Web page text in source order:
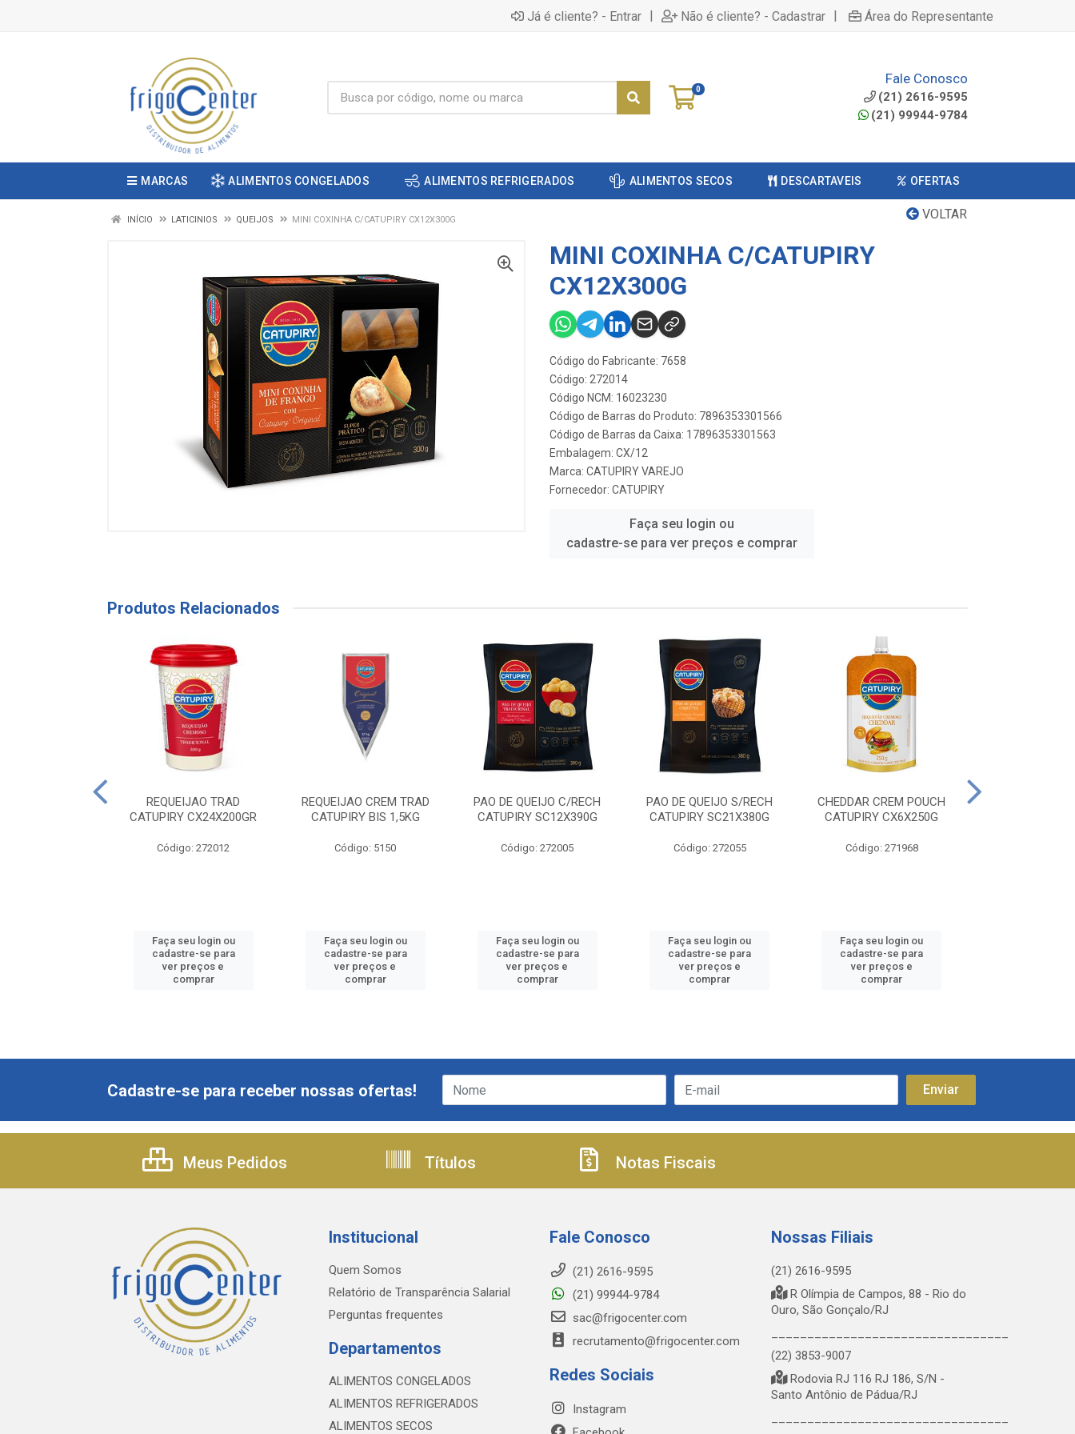
Já é cliente? - Entrar | Não é cliente? - Cadastrar | Área do Representante
0
Fale Conosco
(21) 2616-9595
(21) 99944-9784
MARCAS ALIMENTOS CONGELADOS ALIMENTOS REFRIGERADOS ALIMENTOS SECOS DESCARTAVEIS OFERTAS
VOLTAR
INÍCIO LATICINIOS QUEIJOS MINI COXINHA C/CATUPIRY CX12X300G
MINI COXINHA C/CATUPIRY
CX12X300G
Código do Fabricante: 7658
Código: 272014
Código NCM: 16023230
Código de Barras do Produto: 7896353301566
Código de Barras da Caixa: 17896353301563
Embalagem: CX/12
Marca: CATUPIRY VAREJO
Fornecedor: CATUPIRY
Faça seu login ou
cadastre-se para ver preços e comprar
Produtos Relacionados
REQUEIJAO TRAD
CATUPIRY CX24X200GR
Código: 272012
Faça seu login ou
cadastre-se para
ver preços e
comprar
REQUEIJAO CREM TRAD
CATUPIRY BIS 1,5KG
Código: 5150
Faça seu login ou
cadastre-se para
ver preços e
comprar
PAO DE QUEIJO C/RECH
CATUPIRY SC12X390G
Código: 272005
Faça seu login ou
cadastre-se para
ver preços e
comprar
PAO DE QUEIJO S/RECH
CATUPIRY SC21X380G
Código: 272055
Faça seu login ou
cadastre-se para
ver preços e
comprar
CHEDDAR CREM POUCH
CATUPIRY CX6X250G
Código: 271968
Faça seu login ou
cadastre-se para
ver preços e
comprar
Cadastre-se para receber nossas ofertas!
Meus Pedidos Títulos Notas Fiscais
Institucional
Quem Somos
Relatório de Transparência Salarial
Perguntas frequentes
Departamentos
ALIMENTOS CONGELADOS
ALIMENTOS REFRIGERADOS
ALIMENTOS SECOS
Fale Conosco
(21) 2616-9595
(21) 99944-9784
sac@frigocenter.com
recrutamento@frigocenter.com
Redes Sociais
Instagram
Nossas Filiais
(21) 2616-9595
R Olímpia de Campos, 88 - Rio do
Ouro, São Gonçalo/RJ
(22) 3853-9007
Rodovia RJ 116 RJ 186, S/N -
Santo Antônio de Pádua/RJ